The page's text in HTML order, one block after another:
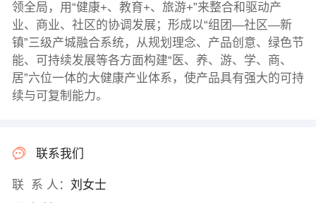
领全局，用“健康+、教育+、旅游+”来整合和驱动产
业、商业、社区的协调发展；形成以“组团—社区—新
镇”三级产城融合系统，从规划理念、产品创意、绿色节
能、可持续发展等各方面构建“医、养、游、学、商、
居”六位一体的大健康产业体系，使产品具有强大的可持
续与可复制能力。
联系我们
联 系 人： 刘女士